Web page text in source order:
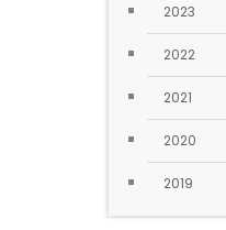
2023
2022
2021
2020
2019